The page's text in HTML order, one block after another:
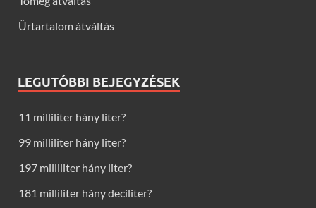
Űrtartalom átváltás
LEGUTÓBBI BEJEGYZÉSEK
11 milliliter hány liter?
99 milliliter hány liter?
197 milliliter hány liter?
181 milliliter hány deciliter?